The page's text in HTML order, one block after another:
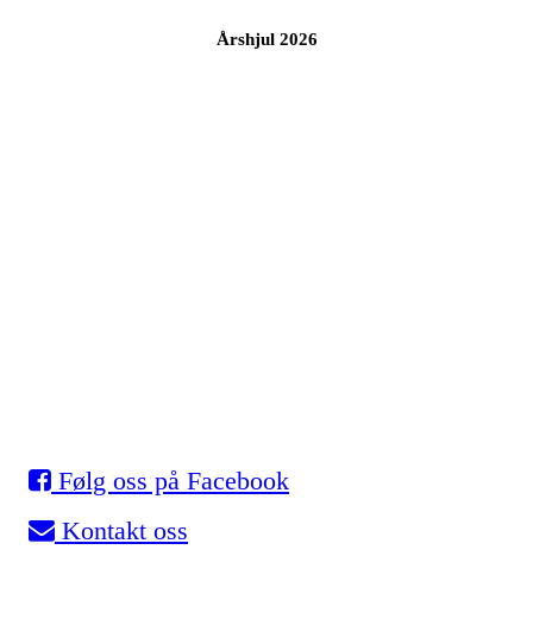
Årshjul 2026
Følg oss på Facebook
Kontakt oss